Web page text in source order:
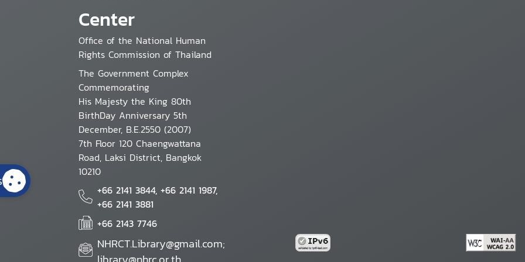
Center
Office of the National Human
Rights Commission of Thailand
The Government Complex
Commemorating
His Majesty the King 80th
BirthDay Anniversary 5th
December, B.E.2550 (2007)
7th Floor 120 Chaengwattana
Road, Laksi District, Bangkok
10210
+66 2141 3844, +66 2141 1987,
+66 2141 3881
+66 2143 7746
NHRCT.Library@gmail.com;